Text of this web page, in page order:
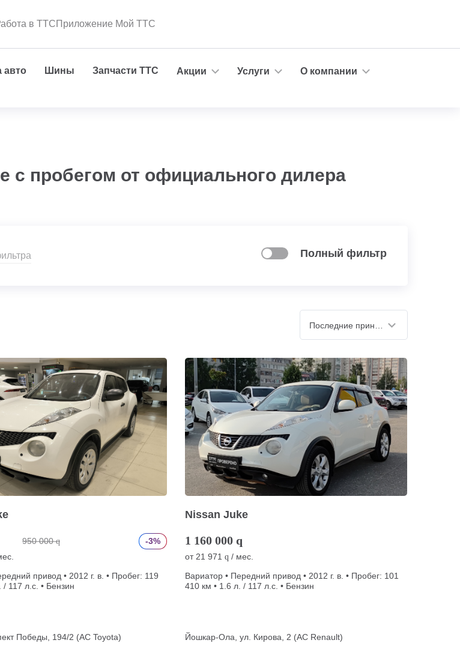
в ТТСПриложение Мой ТТС
авто Шины Запчасти ТТС Акции Услуги
О компании
с пробегом от официального дилера
Полный фильтр
950 000 q
-3%
привод • 2012 г. в. • Пробег: 119
/ 117 л.с. • Бензин
Победы, 194/2 (АС Toyota)
Nissan Juke
1 160 000 q
от 21 971 q / мес.
Вариатор • Передний привод • 2012 г. в. • Пробег: 101
410 км • 1.6 л. / 117 л.с. • Бензин
Йошкар-Ола, ул. Кирова, 2 (АС Renault)